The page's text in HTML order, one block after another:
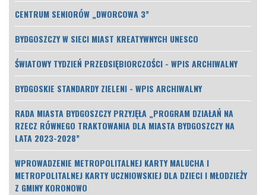
CENTRUM SENIORÓW „DWORCOWA 3”
BYDGOSZCZY W SIECI MIAST KREATYWNYCH UNESCO
ŚWIATOWY TYDZIEŃ PRZEDSIĘBIORCZOŚCI - WPIS ARCHIWALNY
BYDGOSKIE STANDARDY ZIELENI - WPIS ARCHIWALNY
RADA MIASTA BYDGOSZCZY PRZYJĘŁA „PROGRAM DZIAŁAŃ NA
RZECZ RÓWNEGO TRAKTOWANIA DLA MIASTA BYDGOSZCZY NA
LATA 2023-2028”
WPROWADZENIE METROPOLITALNEJ KARTY MALUCHA I
METROPOLITALNEJ KARTY UCZNIOWSKIEJ DLA DZIECI I MŁODZIEŻY
Z GMINY KORONOWO